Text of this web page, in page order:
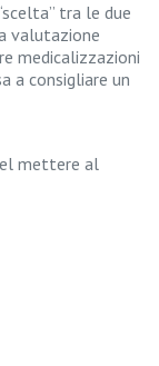
tra le due
valutazione
medicalizzazioni
a consigliare un
mettere al